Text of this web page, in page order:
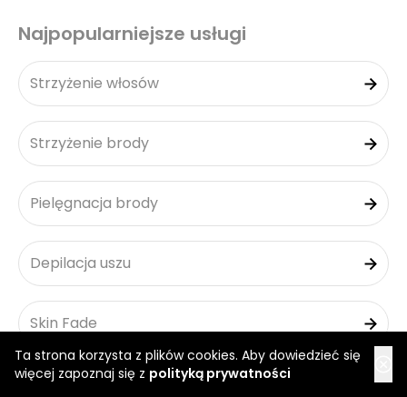
Ta strona korzysta z plików cookies. Aby dowiedzieć się
więcej zapoznaj się z polityką prywatności
Najpopularniejsze usługi
Strzyżenie włosów
Strzyżenie brody
Pielęgnacja brody
Depilacja uszu
Skin Fade
Combo